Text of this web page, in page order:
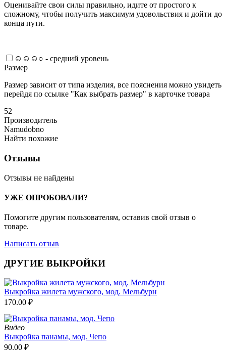
Оценивайте свои силы правильно, идите от простого к
сложному, чтобы получить максимум удовольствия и дойти до
конца пути.
☺☺☺○ - средний уровень
Размер
Размер зависит от типа изделия, все пояснения можно увидеть
перейдя по ссылке "Как выбрать размер" в карточке товара
52
Производитель
Namudobno
Найти похожие
Отзывы
Отзывы не найдены
УЖЕ ОПРОБОВАЛИ?
Помогите другим пользователям, оставив свой отзыв о
товаре.
Написать отзыв
ДРУГИЕ ВЫКРОЙКИ
Выкройка жилета мужского, мод. Мельбурн
170.00 ₽
Видео
Выкройка панамы, мод. Чепо
90.00 ₽